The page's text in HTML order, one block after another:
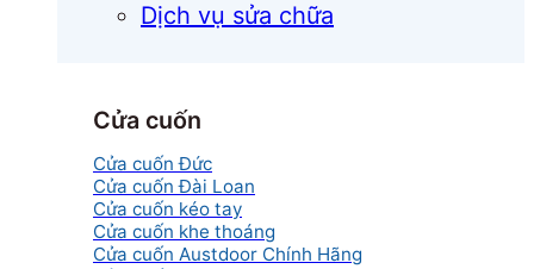
Dịch vụ sửa chữa
Cửa cuốn
Cửa cuốn Đức
Cửa cuốn Đài Loan
Cửa cuốn kéo tay
Cửa cuốn khe thoáng
Cửa cuốn Austdoor Chính Hãng